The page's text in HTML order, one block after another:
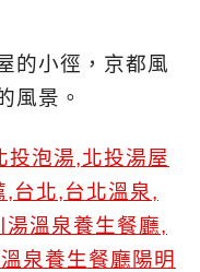
的小徑，京都風
風景。